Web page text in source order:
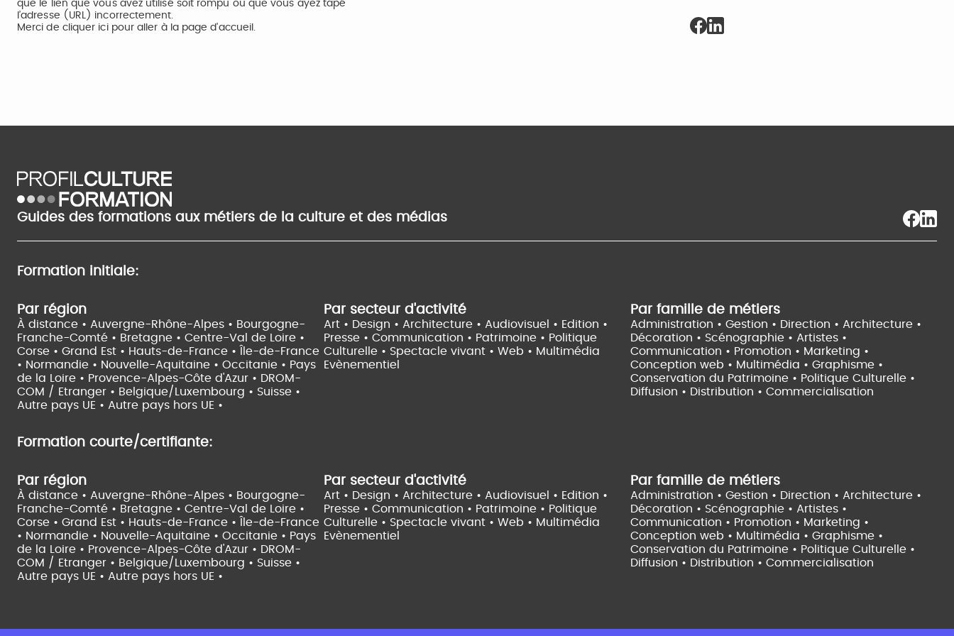
que le lien que vous avez utilisé soit rompu ou que vous ayez tapé
l’adresse (URL) incorrectement.
Merci de cliquer icipour aller à la page d'accueil.
Guides des formations aux métiers de la culture et des médias
Formation initiale:
Par région
À distance • Auvergne-Rhône-Alpes • Bourgogne-
Franche-Comté • Bretagne • Centre-Val de Loire •
Corse • Grand Est • Hauts-de-France •
Île-de-France
• Normandie • Nouvelle-Aquitaine • Occitanie • Pays
de la Loire • Provence-Alpes-Côte d'Azur • DROM-
COM / Etranger • Belgique/Luxembourg • Suisse •
Autre pays UE • Autre pays hors UE •
Par secteur d'activité
Art • Design • Architecture • Audiovisuel • Edition •
Presse • Communication • Patrimoine • Politique
Culturelle • Spectacle vivant • Web • Multimédia
Evènementiel
Par famille de métiers
Administration • Gestion • Direction • Architecture •
Décoration • Scénographie • Artistes •
Communication • Promotion • Marketing •
Conception web • Multimédia • Graphisme •
Conservation du Patrimoine • Politique Culturelle •
Diffusion • Distribution • Commercialisation
Formation courte/certifiante:
Par région
À distance • Auvergne-Rhône-Alpes • Bourgogne-
Franche-Comté • Bretagne • Centre-Val de Loire •
Corse • Grand Est • Hauts-de-France •
Île-de-France
• Normandie • Nouvelle-Aquitaine • Occitanie • Pays
de la Loire • Provence-Alpes-Côte d'Azur • DROM-
COM / Etranger • Belgique/Luxembourg • Suisse •
Autre pays UE • Autre pays hors UE •
Par secteur d'activité
Art • Design • Architecture • Audiovisuel • Edition •
Presse • Communication • Patrimoine • Politique
Culturelle • Spectacle vivant • Web • Multimédia
Evènementiel
Par famille de métiers
Administration • Gestion • Direction • Architecture •
Décoration • Scénographie • Artistes •
Communication • Promotion • Marketing •
Conception web • Multimédia • Graphisme •
Conservation du Patrimoine • Politique Culturelle •
Diffusion • Distribution • Commercialisation